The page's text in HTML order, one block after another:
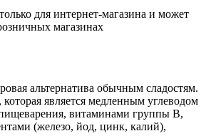
для интернет-магазина и может
магазинах
альтернатива обычным сладостям.
является медленным углеводом
витаминами группы B,
(железо, йод, цинк, калий),